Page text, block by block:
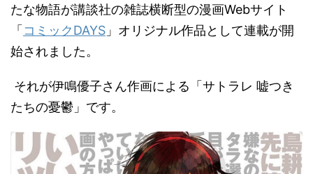
たな物語が講談社の雑誌横断型の漫画Webサイト
「コミックDAYS 」オリジナル作品として連載が開
始されました。
それが伊鳴優子さん作画による「サトラレ 嘘つき
たちの憂鬱」です。